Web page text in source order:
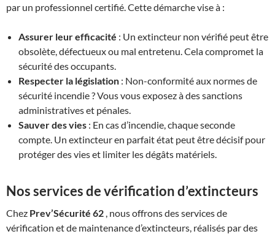
par un professionnel certifié. Cette démarche vise à :
Assurer leur efficacité : Un extincteur non vérifié peut être
obsolète, défectueux ou mal entretenu. Cela compromet la
sécurité des occupants.
Respecter la législation : Non-conformité aux normes de
sécurité incendie ? Vous vous exposez à des sanctions
administratives et pénales.
Sauver des vies : En cas d’incendie, chaque seconde
compte. Un extincteur en parfait état peut être décisif pour
protéger des vies et limiter les dégâts matériels.
Nos services de vérification d’extincteurs
Chez Prev’Sécurité 62 , nous offrons des services de
vérification et de maintenance d’extincteurs, réalisés par des